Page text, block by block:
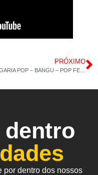
PRÓXIMO
DROGARIA POP – BANGU – POP FEMME – COLÁGENO TIPO2 60CAP – 17/03/2025
dentro
por dentro dos nossos